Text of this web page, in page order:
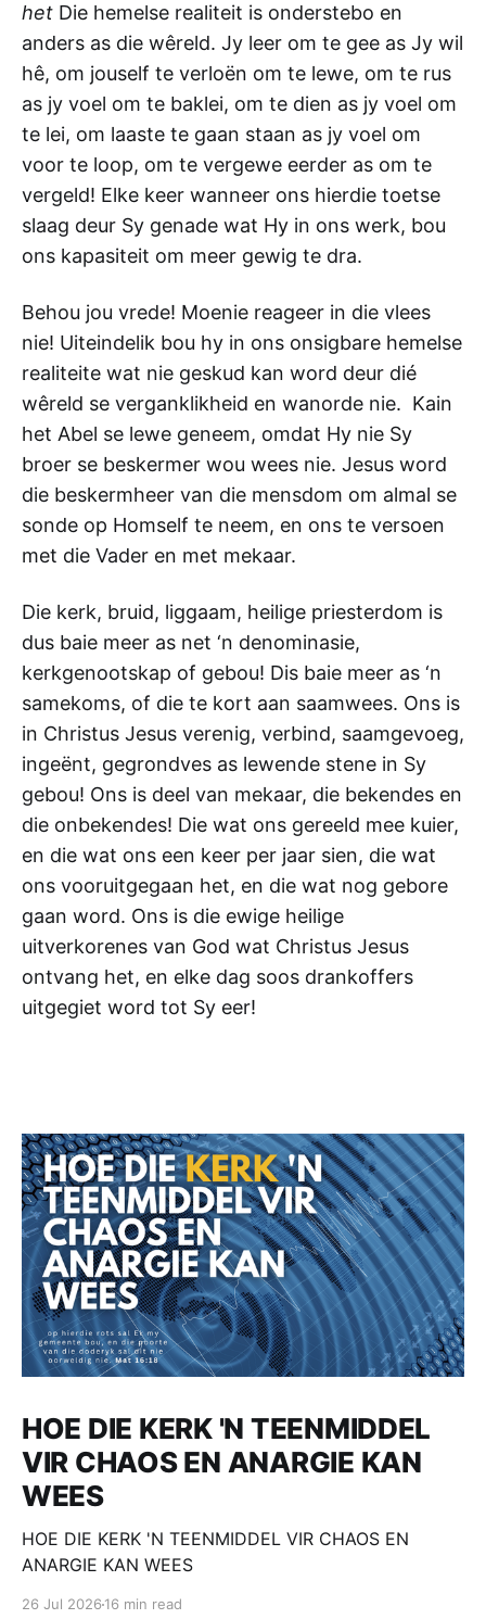
het Die hemelse realiteit is onderstebo en
anders as die wêreld. Jy leer om te gee as Jy wil
hê, om jouself te verloën om te lewe, om te rus
as jy voel om te baklei, om te dien as jy voel om
te lei, om laaste te gaan staan as jy voel om
voor te loop, om te vergewe eerder as om te
vergeld! Elke keer wanneer ons hierdie toetse
slaag deur Sy genade wat Hy in ons werk, bou
ons kapasiteit om meer gewig te dra.
Behou jou vrede! Moenie reageer in die vlees
nie! Uiteindelik bou hy in ons onsigbare hemelse
realiteite wat nie geskud kan word deur dié
wêreld se verganklikheid en wanorde nie. Kain
het Abel se lewe geneem, omdat Hy nie Sy
broer se beskermer wou wees nie. Jesus word
die beskermheer van die mensdom om almal se
sonde op Homself te neem, en ons te versoen
met die Vader en met mekaar.
Die kerk, bruid, liggaam, heilige priesterdom is
dus baie meer as net ‘n denominasie,
kerkgenootskap of gebou! Dis baie meer as ‘n
samekoms, of die te kort aan saamwees. Ons is
in Christus Jesus verenig, verbind, saamgevoeg,
ingeënt, gegrondves as lewende stene in Sy
gebou! Ons is deel van mekaar, die bekendes en
die onbekendes! Die wat ons gereeld mee kuier,
en die wat ons een keer per jaar sien, die wat
ons vooruitgegaan het, en die wat nog gebore
gaan word. Ons is die ewige heilige
uitverkorenes van God wat Christus Jesus
ontvang het, en elke dag soos drankoffers
uitgegiet word tot Sy eer!
HOE DIE KERK 'N TEENMIDDEL
VIR CHAOS EN ANARGIE KAN
WEES
HOE DIE KERK 'N TEENMIDDEL VIR CHAOS EN
ANARGIE KAN WEES
26 Jul 2026 16 min read